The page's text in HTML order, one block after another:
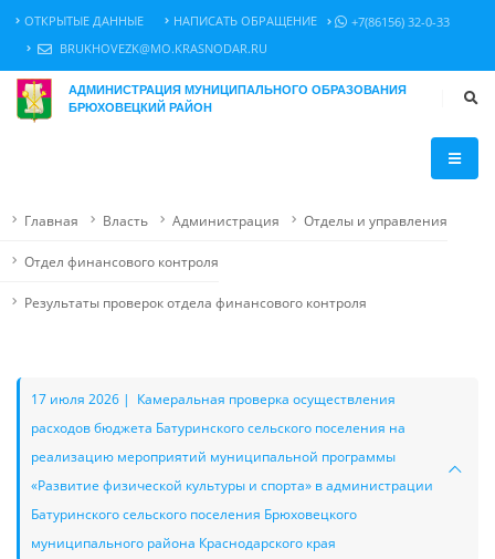
ОТКРЫТЫЕ ДАННЫЕ НАПИСАТЬ ОБРАЩЕНИЕ
+7(86156) 32-0-33
BRUKHOVEZK@MO.KRASNODAR.RU
АДМИНИСТРАЦИЯ МУНИЦИПАЛЬНОГО ОБРАЗОВАНИЯ
БРЮХОВЕЦКИЙ РАЙОН
Главная Власть Администрация Отделы и управления
Отдел финансового контроля
Результаты проверок отдела финансового контроля
17 июля 2026 | Камеральная проверка осуществления
расходов бюджета Батуринского сельского поселения на
реализацию мероприятий муниципальной программы
«Развитие физической культуры и спорта» в администрации
Батуринского сельского поселения Брюховецкого
муниципального района Краснодарского края